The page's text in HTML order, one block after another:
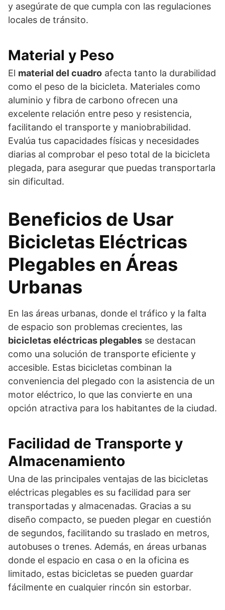
y asegúrate de que cumpla con las regulaciones
locales de tránsito.
Material y Peso
El material del cuadro afecta tanto la durabilidad
como el peso de la bicicleta. Materiales como
aluminio y fibra de carbono ofrecen una
excelente relación entre peso y resistencia,
facilitando el transporte y maniobrabilidad.
Evalúa tus capacidades físicas y necesidades
diarias al comprobar el peso total de la bicicleta
plegada, para asegurar que puedas transportarla
sin dificultad.
Beneficios de Usar
Bicicletas Eléctricas
Plegables en Áreas
Urbanas
En las áreas urbanas, donde el tráfico y la falta
de espacio son problemas crecientes, las
bicicletas eléctricas plegables se destacan
como una solución de transporte eficiente y
accesible. Estas bicicletas combinan la
conveniencia del plegado con la asistencia de un
motor eléctrico, lo que las convierte en una
opción atractiva para los habitantes de la ciudad.
Facilidad de Transporte y
Almacenamiento
Una de las principales ventajas de las bicicletas
eléctricas plegables es su facilidad para ser
transportadas y almacenadas. Gracias a su
diseño compacto, se pueden plegar en cuestión
de segundos, facilitando su traslado en metros,
autobuses o trenes. Además, en áreas urbanas
donde el espacio en casa o en la oficina es
limitado, estas bicicletas se pueden guardar
fácilmente en cualquier rincón sin estorbar.